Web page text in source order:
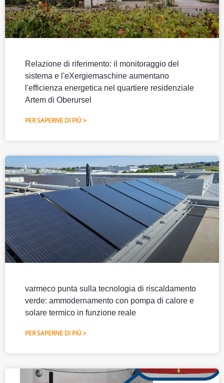
Relazione di riferimento: il monitoraggio del
sistema e l'eXergiemaschine aumentano
l'efficienza energetica nel quartiere residenziale
Artem di Oberursel
PER SAPERNE DI PIÙ >
varmeco punta sulla tecnologia di riscaldamento
verde: ammodernamento con pompa di calore e
solare termico in funzione reale
PER SAPERNE DI PIÙ >